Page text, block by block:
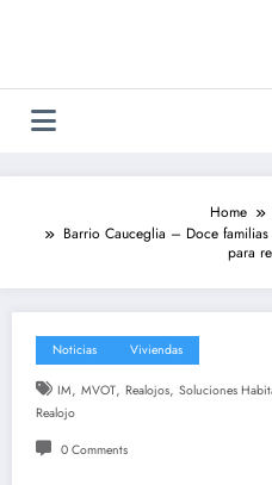
Home
Barrio Cauceglia – Doce
para
Noticias Viviendas
IM, MVOT, Realojos, Soluciones
Realojo
0 Comments